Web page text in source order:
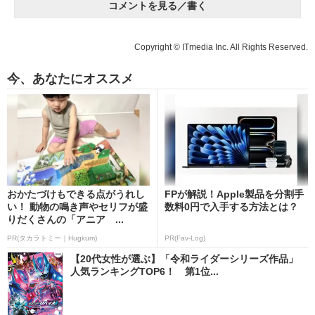
コメントを見る／書く
Copyright © ITmedia Inc. All Rights Reserved.
今、あなたにオススメ
おかたづけもできる点がうれし
い！ 動物の鳴き声やセリフが盛
りだくさんの「アニア ...
PR(タカラトミー｜Hugkum)
FPが解説！Apple製品を分割手
数料0円で入手する方法とは？
PR(Fav-Log)
【20代女性が選ぶ】「令和ライダーシリーズ作品」
人気ランキングTOP6！ 第1位...